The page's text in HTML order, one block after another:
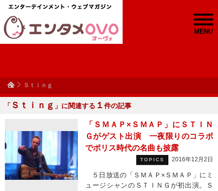
MENU
Ｓｔｉｎｇ
「 Ｓｔｉｎｇ 」に関連する １ 件の記事
「ＳＭＡＰ×ＳＭＡＰ」にＳＴＩＮ
Ｇがゲスト出演 一夜限りのコラボ
でポリス時代の名曲も披露
TOPICS 2016年12月2日
５日放送の「ＳＭＡＰ×ＳＭＡＰ」にミ
ュージシャンのＳＴＩＮＧが初出演。Ｓ